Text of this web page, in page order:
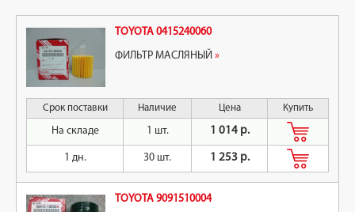
TOYOTA 0415240060
ФИЛЬТР МАСЛЯНЫЙ »
Срок поставки Наличие Цена Купить
На складе 1 шт. 1 014 р.
1 дн. 30 шт. 1 253 р.
TOYOTA 9091510004